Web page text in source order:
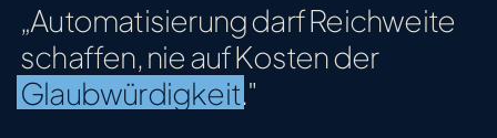
„Automatisierung darf Reichweite
schaffen, nie auf Kosten der
Glaubwürdigkeit."